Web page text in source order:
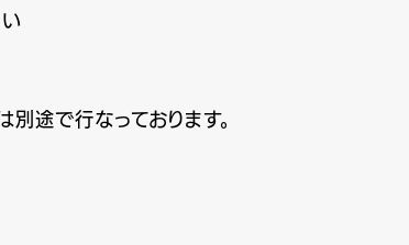
途で行なっております。